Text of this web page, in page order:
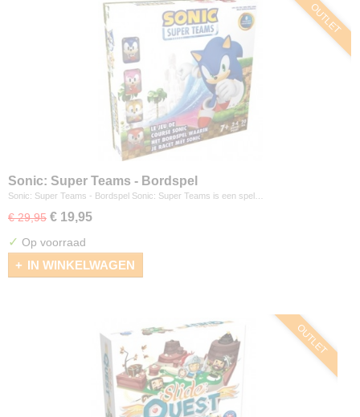
OUTLET
Sonic: Super Teams - Bordspel
Sonic: Super Teams - Bordspel Sonic: Super Teams is een spel…
€ 29,95 € 19,95
✓ Op voorraad
IN WINKELWAGEN
OUTLET